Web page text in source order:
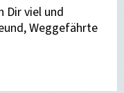
Dir viel und
Weggefährte